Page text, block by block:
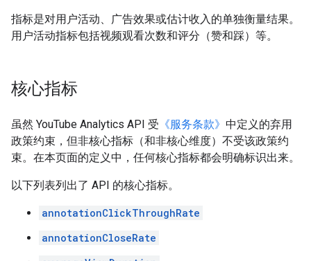
指标是对用户活动、广告效果或估计收入的单独衡量结果。
用户活动指标包括视频观看次数和评分（赞和踩）等。
核心指标
虽然 YouTube Analytics API 受 《服务条款》 中定义的弃用
政策约束，但非核心指标（和非核心维度）不受该政策约
束。在本页面的定义中，任何核心指标都会明确标识出来。
以下列表列出了 API 的核心指标。
annotationClickThroughRate
annotationCloseRate